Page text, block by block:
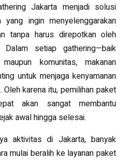
Jakarta menjadi solusi
ingin menyelenggarakan
tanpa harus direpotkan oleh
Dalam setiap gathering—baik
komunitas, makanan
untuk menjaga kenyamanan
Oleh karena itu, pemilihan paket
akan sangat membantu
awal hingga selesai.
aktivitas di Jakarta, banyak
mulai beralih ke layanan paket